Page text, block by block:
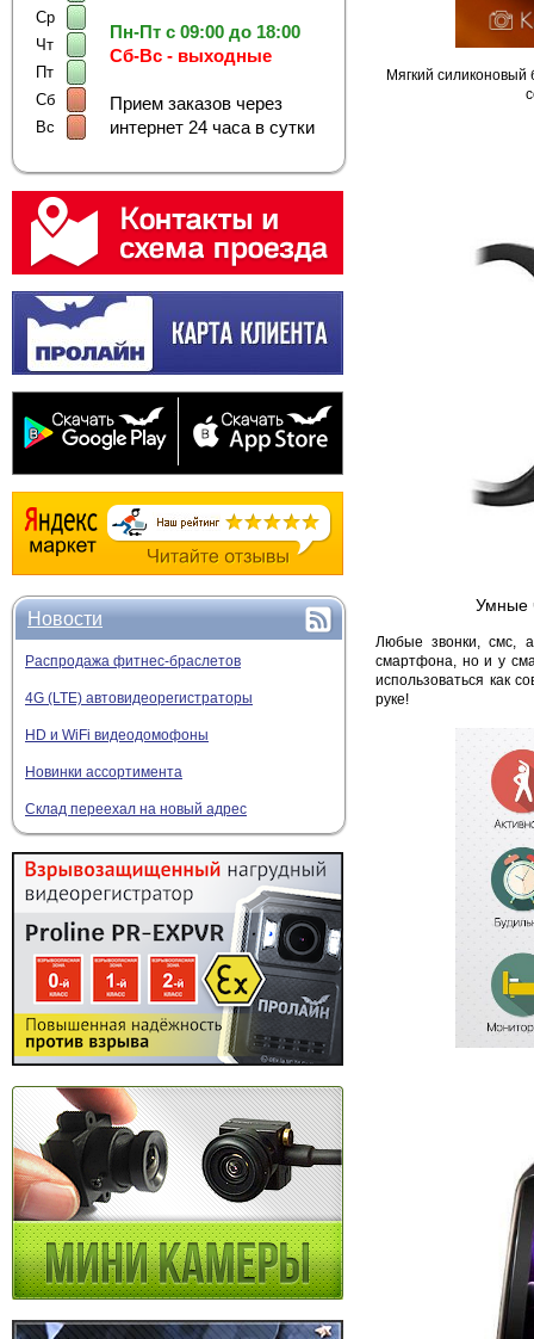
Ср
Чт
Пт
Сб
Вс
Пн-Пт с 09:00 до 18:00
Сб-Вс - выходные
Прием заказов через
интернет 24 часа в сутки
Новости
Распродажа фитнес-браслетов
4G (LTE) автовидеорегистраторы
HD и WiFi видеодомофоны
Новинки ассортимента
Склад переехал на новый адрес
Мягкий силиконовый
Умные
Любые звонки, смс,
смартфона, но и у
использоваться как
руке!